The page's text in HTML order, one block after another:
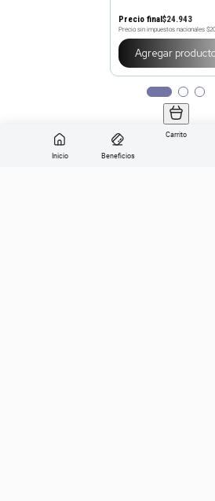
Inicio Beneficios
Carrito
Precio final$24.943
Precio sin impuestos nacionales
Agregar